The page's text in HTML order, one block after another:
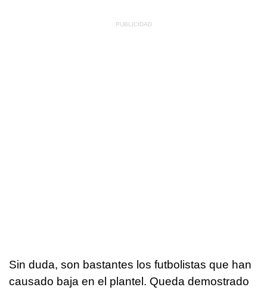
Sin duda, son bastantes los futbolistas que han
causado baja en el plantel. Queda demostrado